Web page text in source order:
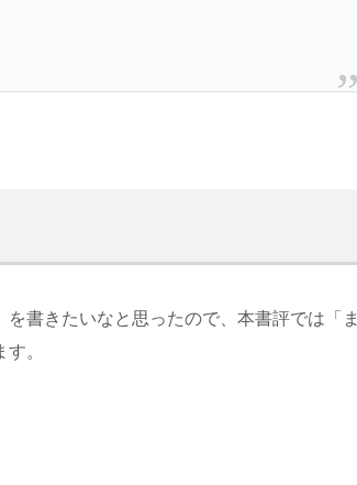
書きたいなと思ったので、本書評では「ま
。